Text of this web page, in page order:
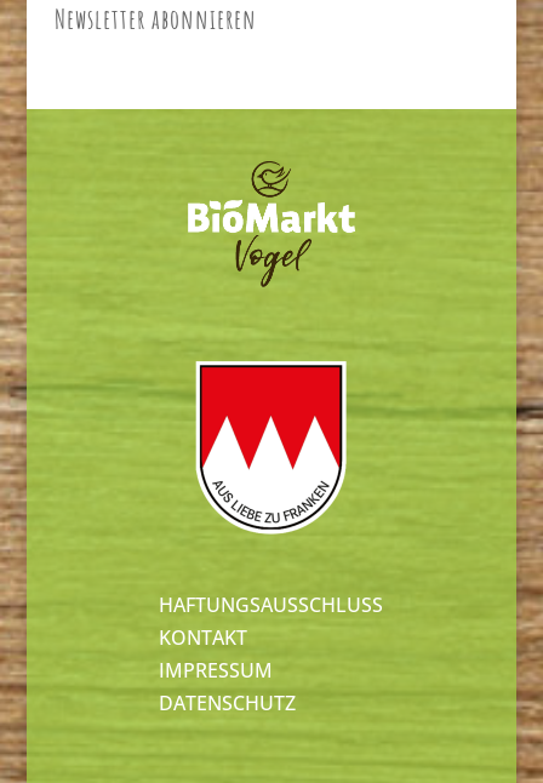
Newsletter abonnieren
HAFTUNGSAUSSCHLUSS
KONTAKT
IMPRESSUM
DATENSCHUTZ